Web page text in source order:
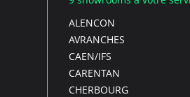
ALENCON
AVRANCHES
CAEN/IFS
CARENTAN
CHERBOURG